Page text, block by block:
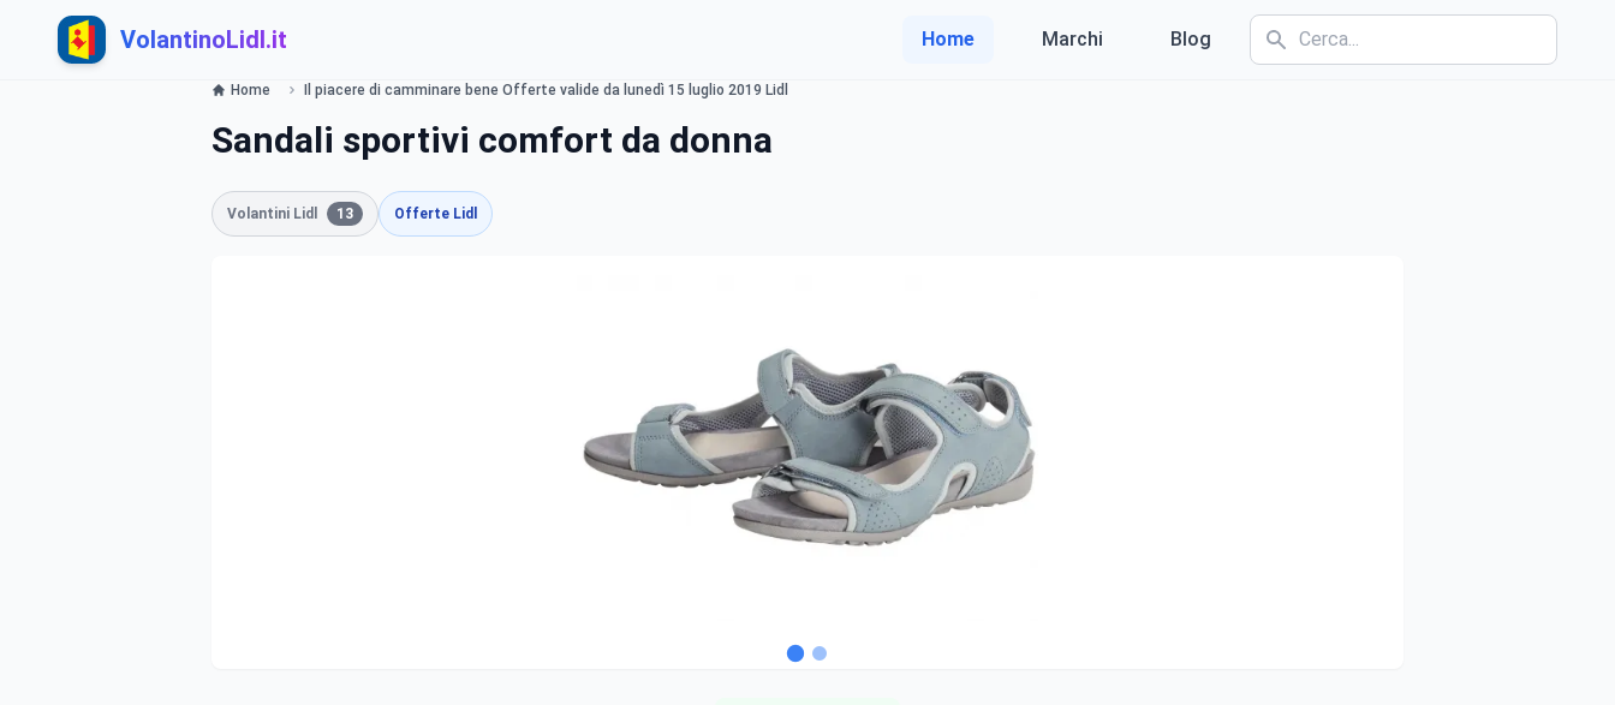
VolantinoLidl.it Home Marchi Blog
Home Il piacere di camminare bene Offerte valide da lunedì 15 luglio 2019 Lidl
Sandali sportivi comfort da donna
Volantini Lidl 13 Offerte Lidl